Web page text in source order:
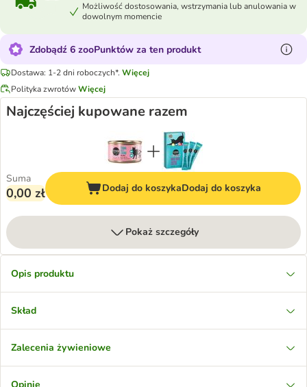
Możliwość dostosowania, wstrzymania lub anulowania w
dowolnym momencie
Zdobądź 6 zooPunktów za ten produkt
Dostawa: 1-2 dni roboczych*. Więcej
Polityka zwrotówWięcej
Najczęściej kupowane razem
Suma
0,00 zł Dodaj do koszykaDodaj do koszyka
Pokaż szczegóły
Opis produktu
Skład
Zalecenia żywieniowe